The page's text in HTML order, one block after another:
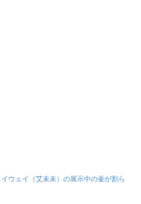
ウェイ（艾未未）の展示中の壷が割ら